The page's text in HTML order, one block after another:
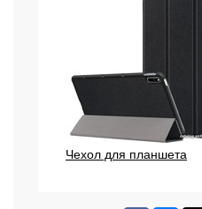
Чехол для планшета